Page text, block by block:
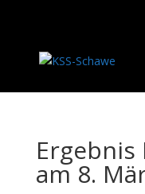
Ergebnis
am 8.